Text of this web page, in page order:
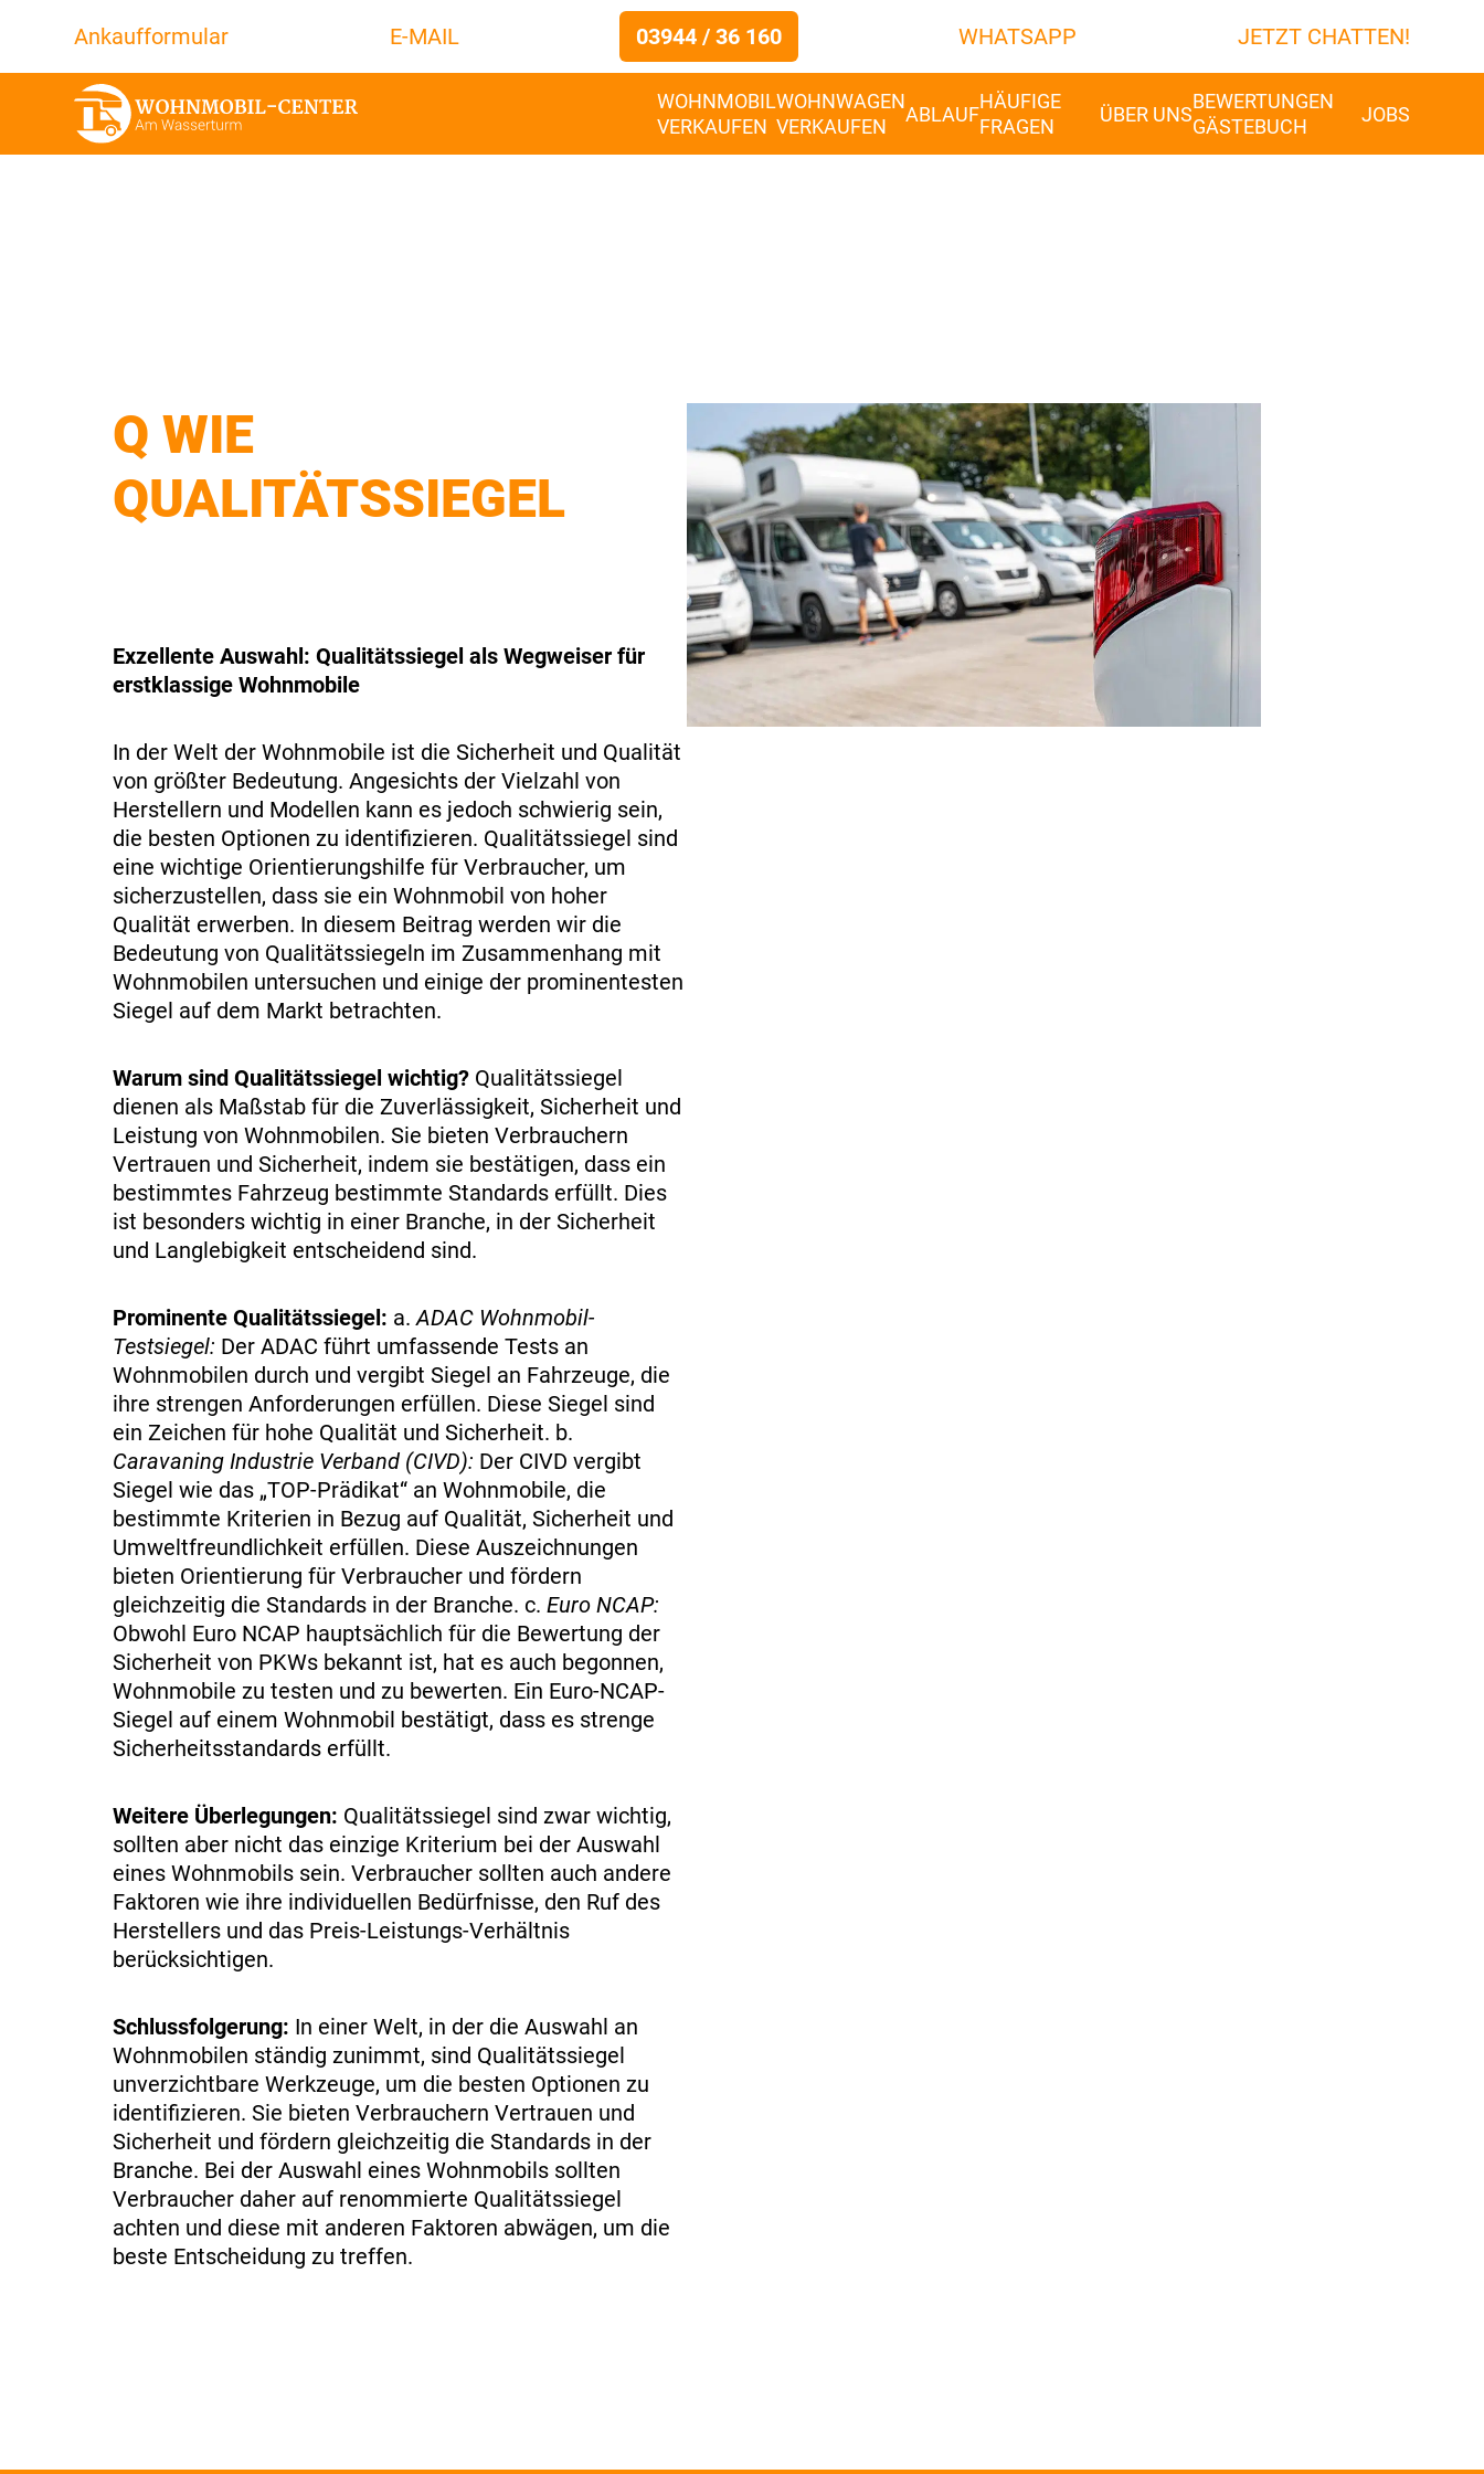
Ankaufformular E-MAIL 03944 / 36 160 WHATSAPP JETZT CHATTEN!
WOHNMOBIL
VERKAUFEN
WOHNWAGEN
VERKAUFEN
ABLAUF
HÄUFIGE
FRAGEN
ÜBER UNS
BEWERTUNGEN
GÄSTEBUCH
JOBS
Q WIE
QUALITÄTSSIEGEL
Exzellente Auswahl: Qualitätssiegel als Wegweiser für
erstklassige Wohnmobile
In der Welt der Wohnmobile ist die Sicherheit und Qualität
von größter Bedeutung. Angesichts der Vielzahl von
Herstellern und Modellen kann es jedoch schwierig sein,
die besten Optionen zu identifizieren. Qualitätssiegel sind
eine wichtige Orientierungshilfe für Verbraucher, um
sicherzustellen, dass sie ein Wohnmobil von hoher
Qualität erwerben. In diesem Beitrag werden wir die
Bedeutung von Qualitätssiegeln im Zusammenhang mit
Wohnmobilen untersuchen und einige der prominentesten
Siegel auf dem Markt betrachten.
Warum sind Qualitätssiegel wichtig? Qualitätssiegel
dienen als Maßstab für die Zuverlässigkeit, Sicherheit und
Leistung von Wohnmobilen. Sie bieten Verbrauchern
Vertrauen und Sicherheit, indem sie bestätigen, dass ein
bestimmtes Fahrzeug bestimmte Standards erfüllt. Dies
ist besonders wichtig in einer Branche, in der Sicherheit
und Langlebigkeit entscheidend sind.
Prominente Qualitätssiegel: a.ADAC Wohnmobil-
Testsiegel: Der ADAC führt umfassende Tests an
Wohnmobilen durch und vergibt Siegel an Fahrzeuge, die
ihre strengen Anforderungen erfüllen. Diese Siegel sind
ein Zeichen für hohe Qualität und Sicherheit. b.
Caravaning Industrie Verband (CIVD): Der CIVD vergibt
Siegel wie das „TOP-Prädikat“ an Wohnmobile, die
bestimmte Kriterien in Bezug auf Qualität, Sicherheit und
Umweltfreundlichkeit erfüllen. Diese Auszeichnungen
bieten Orientierung für Verbraucher und fördern
gleichzeitig die Standards in der Branche. c. Euro NCAP:
Obwohl Euro NCAP hauptsächlich für die Bewertung der
Sicherheit von PKWs bekannt ist, hat es auch begonnen,
Wohnmobile zu testen und zu bewerten. Ein Euro-NCAP-
Siegel auf einem Wohnmobil bestätigt, dass es strenge
Sicherheitsstandards erfüllt.
Weitere Überlegungen: Qualitätssiegel sind zwar wichtig,
sollten aber nicht das einzige Kriterium bei der Auswahl
eines Wohnmobils sein. Verbraucher sollten auch andere
Faktoren wie ihre individuellen Bedürfnisse, den Ruf des
Herstellers und das Preis-Leistungs-Verhältnis
berücksichtigen.
Schlussfolgerung: In einer Welt, in der die Auswahl an
Wohnmobilen ständig zunimmt, sind Qualitätssiegel
unverzichtbare Werkzeuge, um die besten Optionen zu
identifizieren. Sie bieten Verbrauchern Vertrauen und
Sicherheit und fördern gleichzeitig die Standards in der
Branche. Bei der Auswahl eines Wohnmobils sollten
Verbraucher daher auf renommierte Qualitätssiegel
achten und diese mit anderen Faktoren abwägen, um die
beste Entscheidung zu treffen.